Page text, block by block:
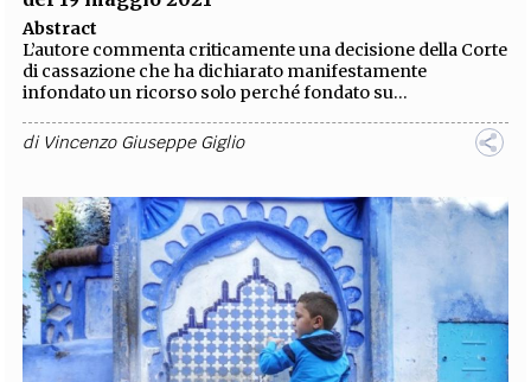
Abstract
L’autore commenta criticamente una decisione della Corte
di cassazione che ha dichiarato manifestamente
infondato un ricorso solo perché fondato su...
di Vincenzo Giuseppe Giglio